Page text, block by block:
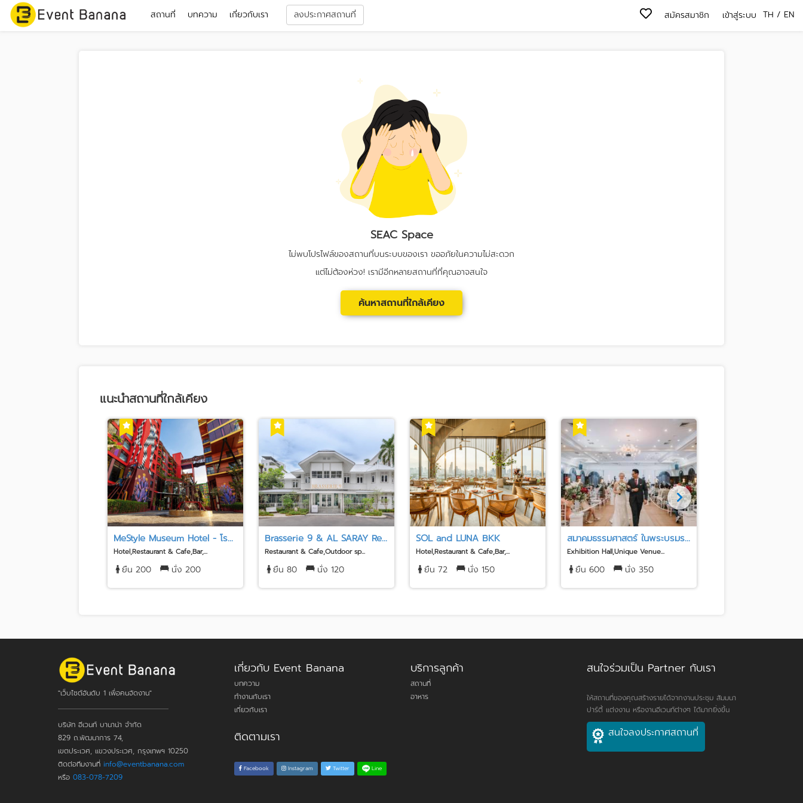
สถานที่ บทความ เกี่ยวกับเรา ลงประกาศสถานที่ TH / EN
สมัครสมาชิก เข้าสู่ระบบ
SEAC Space
ไม่พบโปรไฟล์ของสถานที่บนระบบของเรา ขออภัยในความไม่สะดวก
แต่ไม่ต้องห่วง! เรามีอีกหลายสถานที่ที่คุณอาจสนใจ
ค้นหาสถานที่ใกล้เคียง
แนะนำสถานที่ใกล้เคียง
MeStyle Museum Hotel - โร...
Hotel,Restaurant & Cafe,Bar,...
ยืน 200 นั่ง 200
Brasserie 9 & AL SARAY Re...
Restaurant & Cafe,Outdoor sp...
ยืน 80 นั่ง 120
SOL and LUNA BKK
Hotel,Restaurant & Cafe,Bar,...
ยืน 72 นั่ง 150
สมาคมธรรมศาสตร์ ในพระบรมร...
Exhibition Hall,Unique Venue...
ยืน 600 นั่ง 350
"เว็บไซต์อันดับ 1 เพื่อคนจัดงาน"
บริษัท อีเวนท์ บานาน่า จำกัด
829 ถ.พัฒนาการ 74,
เขตประเวศ, แขวงประเวศ, กรุงเทพฯ 10250
ติดต่อทีมงานที่ info@eventbanana.com
หรือ 083-078-7209
เกี่ยวกับ Event Banana
บทความ
ทำงานกับเรา
เกี่ยวกับเรา
ติดตามเรา
Facebook Instagram Twitter Line
บริการลูกค้า
สถานที่
อาหาร
สนใจร่วมเป็น Partner กับเรา
ให้สถานที่ของคุณสร้างรายได้จากงานประชุม สัมมนา
ปาร์ตี้ แต่งงาน หรืองานอีเวนท์ต่างๆ ได้มากยิ่งขึ้น
สนใจลงประกาศสถานที่